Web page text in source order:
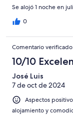
Se alojó 1 noche en
0
Comentario verificado
10/10
José Luis
7 de oct de 2024
Aspectos
alojamiento y